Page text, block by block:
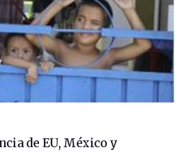
de EU, México y